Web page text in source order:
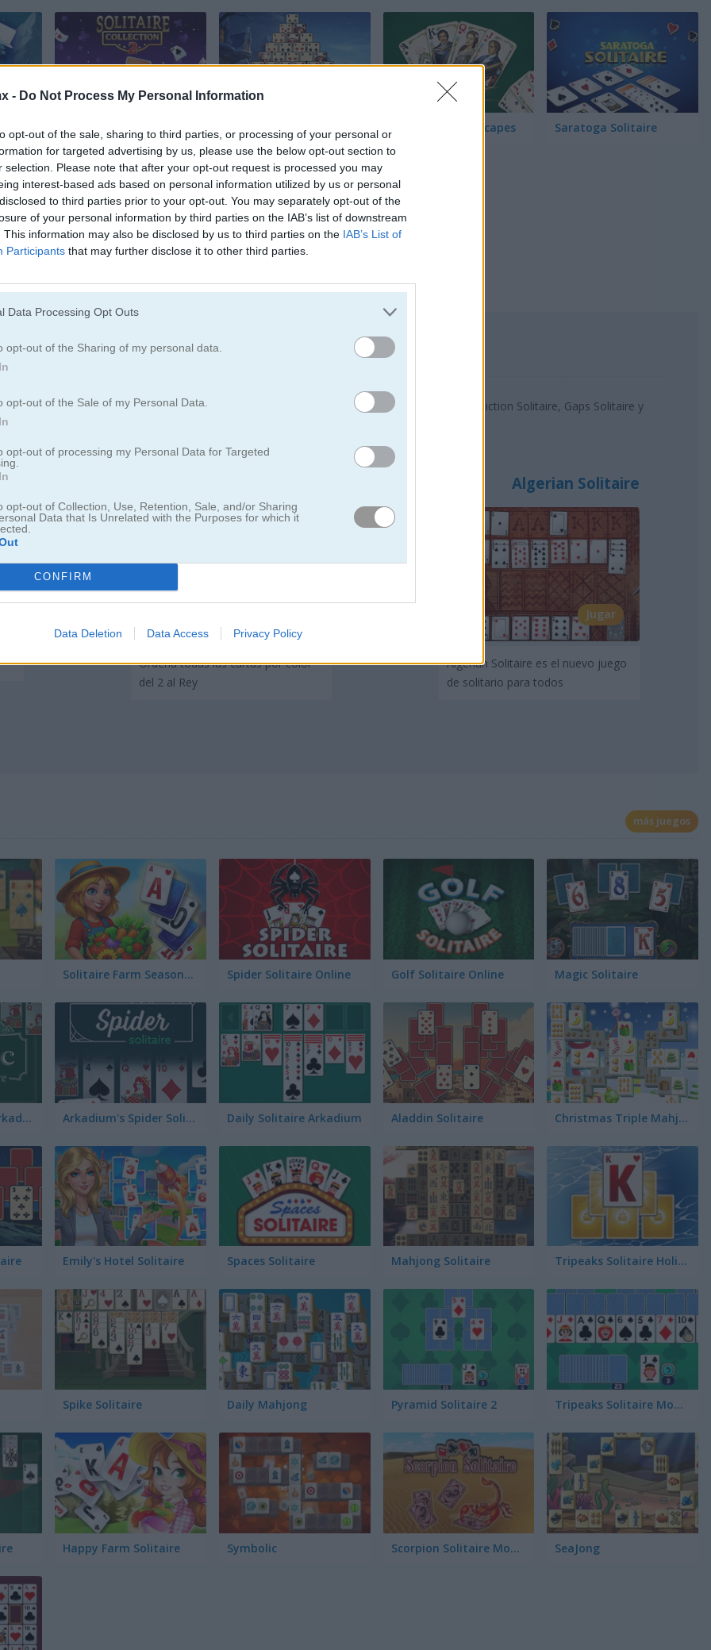
- Do Not Process My Personal Information
opt-out of the sale, sharing to third parties, or processing of your personal or
for targeted advertising by us, please use the below opt-out section to
selection. Please note that after your opt-out request is processed you may
interest-based ads based on personal information utilized by us or personal
to third parties prior to your opt-out. You may separately opt-out of the
of your personal information by third parties on the IAB’s list of downstream
This information may also be disclosed by us to third parties on the IAB’s List of
Participants that may further disclose it to other third parties.
Data Processing Opt Outs
opt-out of the Sharing of my personal data.
opt-out of the Sale of my Personal Data.
opt-out of processing my Personal Data for Targeted
opt-out of Collection, Use, Retention, Sale, and/or Sharing
Data that Is Unrelated with the Purposes for which it
CONFIRM
Data Deletion Data Access Privacy Policy
Winter Solitaire TriPeaks Solitaire Collection 2 Solitaire Dreamscapes Saratoga Solitaire
Juegos de Solitario?
son los 3 mejores de 2026. Actualmente, los Juegos de Solitario más populares son: Addiction Solitaire, Gaps Solitaire y
Ordena todas las cartas por color
del 2 al Rey
Algerian Solitaire
Jugar
Algerian Solitaire es el nuevo juego
de solitario para todos
más juegos
Solitaire Farm Seasons 4 Spider Solitaire Online Golf Solitaire Online Magic Solitaire
Classic Solitaire Arkadium Arkadium's Spider Solitaire Daily Solitaire Arkadium Aladdin Solitaire Christmas Triple Mahjong
Emily's Hotel Solitaire Spaces Solitaire Mahjong Solitaire Tripeaks Solitaire Holiday
Spike Solitaire Daily Mahjong Pyramid Solitaire 2 Tripeaks Solitaire Mobile
Happy Farm Solitaire Symbolic Scorpion Solitaire Mobile SeaJong